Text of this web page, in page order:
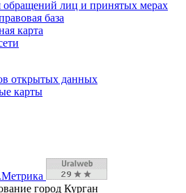
обращений лиц и принятых мерах
база
карта
открытых данных
карты
город Курган